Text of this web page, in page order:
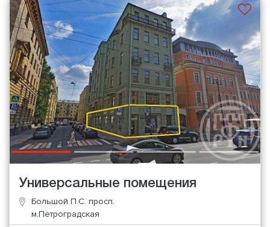
Универсальные помещения
Большой П.С. просп.
м.Петроградская